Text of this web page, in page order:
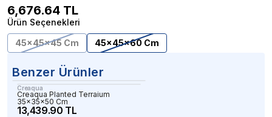
6,676.64 TL
Ürün Seçenekleri
45x45x45 Cm
45x45x60 Cm
Benzer Ürünler
Creaqua
Creaqua Planted Terraium
35x35x50 Cm
13,439.90 TL